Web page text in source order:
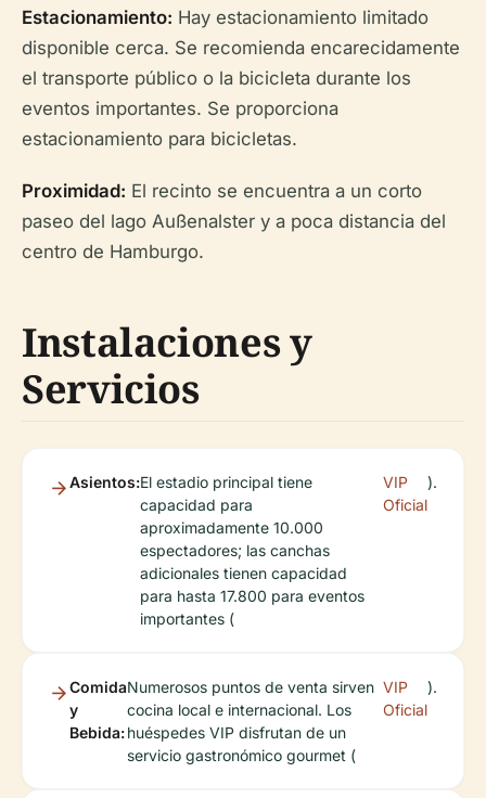
Estacionamiento: Hay estacionamiento limitado
disponible cerca. Se recomienda encarecidamente
el transporte público o la bicicleta durante los
eventos importantes. Se proporciona
estacionamiento para bicicletas.
Proximidad: El recinto se encuentra a un corto
paseo del lago Außenalster y a poca distancia del
centro de Hamburgo.
Instalaciones y
Servicios
Asientos:El estadio principal tiene
capacidad para
aproximadamente 10.000
espectadores; las canchas
adicionales tienen capacidad
para hasta 17.800 para eventos
importantes (
VIP
Oficial
).
Comida
y
Bebida:
Numerosos puntos de venta sirven
cocina local e internacional. Los
huéspedes VIP disfrutan de un
servicio gastronómico gourmet (
VIP
Oficial
).